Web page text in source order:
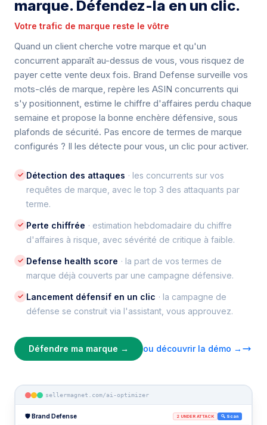
marque. Défendez-la en un clic.
Votre trafic de marque reste le vôtre
Quand un client cherche votre marque et qu'un
concurrent apparaît au-dessus de vous, vous risquez de
payer cette vente deux fois. Brand Defense surveille vos
mots-clés de marque, repère les ASIN concurrents qui
s'y positionnent, estime le chiffre d'affaires perdu chaque
semaine et propose la bonne enchère défensive, sous
plafonds de sécurité. Pas encore de termes de marque
configurés ? Il les détecte pour vous, un clic pour activer.
✓ Détection des attaques · les concurrents sur vos
requêtes de marque, avec le top 3 des attaquants par
terme.
✓ Perte chiffrée · estimation hebdomadaire du chiffre
d'affaires à risque, avec sévérité de critique à faible.
✓ Defense health score · la part de vos termes de
marque déjà couverts par une campagne défensive.
✓ Lancement défensif en un clic · la campagne de
défense se construit via l'assistant, vous approuvez.
Défendre ma marque → ou découvrir la démo →
sellermagnet.com/ai-optimizer
🛡 Brand Defense 2 UNDER ATTACK 🔍 Scan